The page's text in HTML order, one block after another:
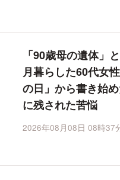
「90歳母の遺体」
月暮らした60代女
の日」から書き始
に残された苦悩
2026年08月08日 08時37